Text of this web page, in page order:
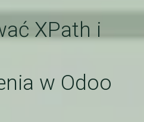
XPath i
w Odoo